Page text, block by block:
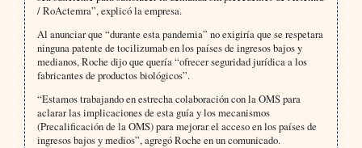
/ RoActemra”, explicó la empresa.
Al anunciar que “durante esta pandemia” no exigiría que se respetara
ninguna patente de tocilizumab en los países de ingresos bajos y
medianos, Roche dijo que quería “ofrecer seguridad jurídica a los
fabricantes de productos biológicos”.
“Estamos trabajando en estrecha colaboración con la OMS para
aclarar las implicaciones de esta guía y los mecanismos
(Precalificación de la OMS) para mejorar el acceso en los países de
ingresos bajos y medios”, agregó Roche en un comunicado.